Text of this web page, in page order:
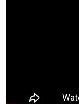
ПУБЛИЧНЫЕ ЛЮДИ